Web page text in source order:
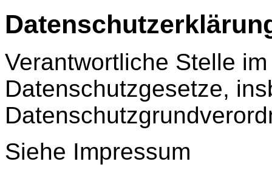
Verantwortliche Stelle
Datenschutzgesetze,
Siehe Impressum